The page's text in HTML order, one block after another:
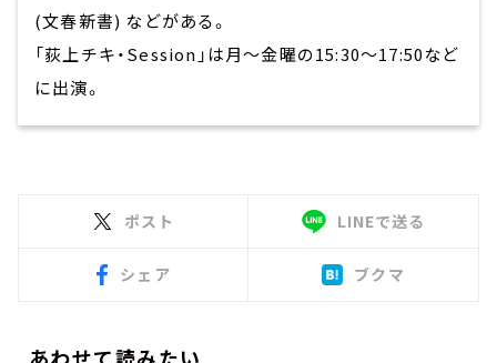
(文春新書) などがある。
「荻上チキ・Session」は月～金曜の15:30～17:50など
に出演。
ポスト LINEで送る
シェア ブクマ